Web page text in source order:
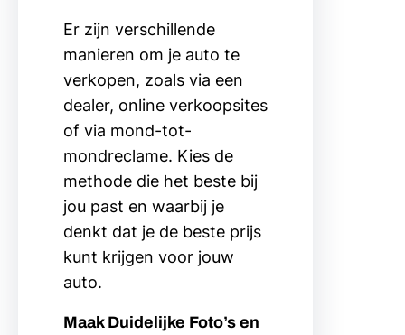
Er zijn verschillende
manieren om je auto te
verkopen, zoals via een
dealer, online verkoopsites
of via mond-tot-
mondreclame. Kies de
methode die het beste bij
jou past en waarbij je
denkt dat je de beste prijs
kunt krijgen voor jouw
auto.
Maak Duidelijke Foto’s en